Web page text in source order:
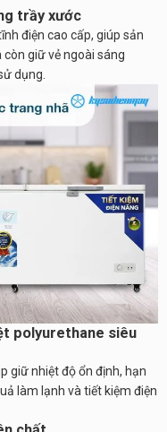
trầy xước
điện cao cấp, giúp sản
giữ vẻ ngoài sáng
dụng.
polyurethane siêu
giữ nhiệt độ ổn định, hạn
làm lạnh và tiết kiệm điện